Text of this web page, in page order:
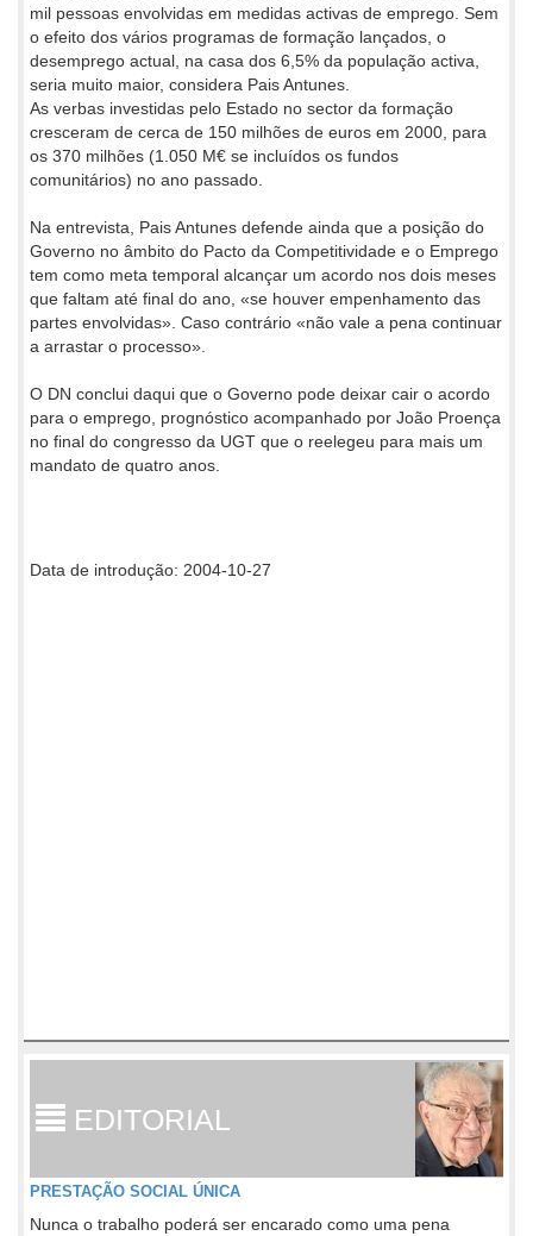
mil pessoas envolvidas em medidas activas de emprego. Sem
o efeito dos vários programas de formação lançados, o
desemprego actual, na casa dos 6,5% da população activa,
seria muito maior, considera Pais Antunes.
As verbas investidas pelo Estado no sector da formação
cresceram de cerca de 150 milhões de euros em 2000, para
os 370 milhões (1.050 M€ se incluídos os fundos
comunitários) no ano passado.
Na entrevista, Pais Antunes defende ainda que a posição do
Governo no âmbito do Pacto da Competitividade e o Emprego
tem como meta temporal alcançar um acordo nos dois meses
que faltam até final do ano, «se houver empenhamento das
partes envolvidas». Caso contrário «não vale a pena continuar
a arrastar o processo».
O DN conclui daqui que o Governo pode deixar cair o acordo
para o emprego, prognóstico acompanhado por João Proença
no final do congresso da UGT que o reelegeu para mais um
mandato de quatro anos.
Data de introdução: 2004-10-27
EDITORIAL
PRESTAÇÃO SOCIAL ÚNICA
Nunca o trabalho poderá ser encarado como uma pena